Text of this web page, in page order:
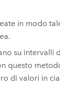
in modo
su intervalli
questo
di valori in